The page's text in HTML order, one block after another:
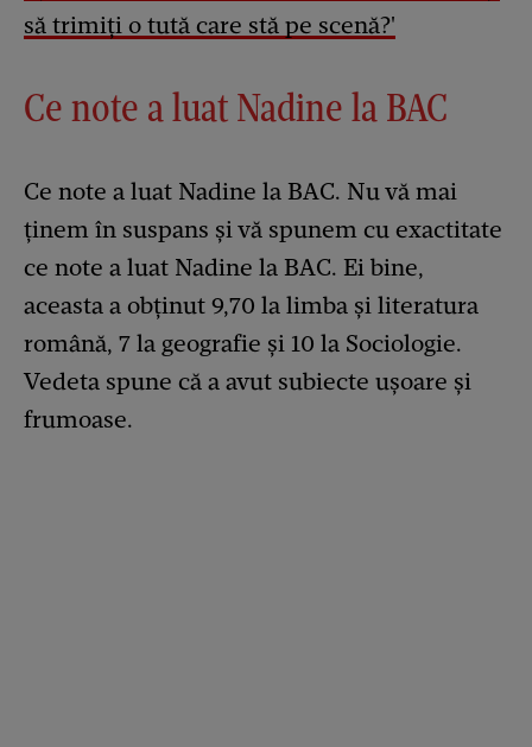
să trimiți o tută care stă pe scenă?'
Ce note a luat Nadine la BAC
Ce note a luat Nadine la BAC. Nu vă mai
ținem în suspans și vă spunem cu exactitate
ce note a luat Nadine la BAC. Ei bine,
aceasta a obţinut 9,70 la limba și literatura
română, 7 la geografie şi 10 la Sociologie.
Vedeta spune că a avut subiecte ușoare și
frumoase.